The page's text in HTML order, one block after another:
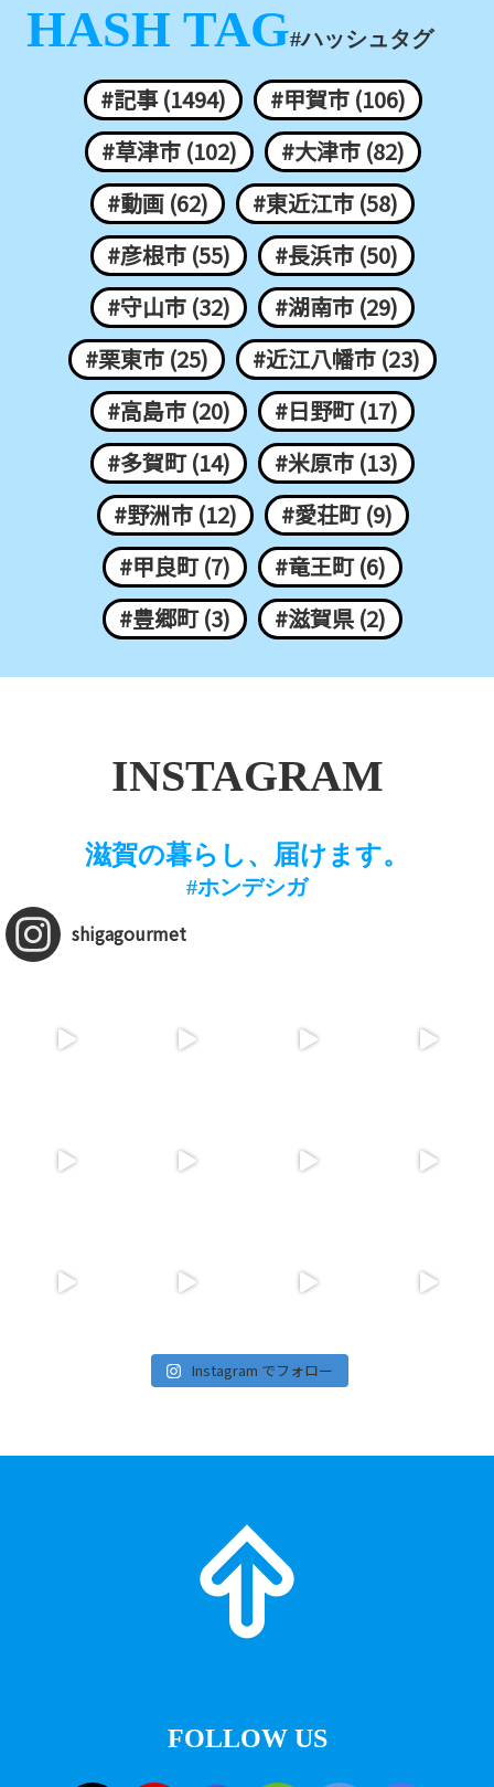
HASH TAG#ハッシュタグ
#記事 (1494)
#甲賀市 (106)
#草津市 (102)
#大津市 (82)
#動画 (62)
#東近江市 (58)
#彦根市 (55)
#長浜市 (50)
#守山市 (32)
#湖南市 (29)
#栗東市 (25)
#近江八幡市 (23)
#高島市 (20)
#日野町 (17)
#多賀町 (14)
#米原市 (13)
#野洲市 (12)
#愛荘町 (9)
#甲良町 (7)
#竜王町 (6)
#豊郷町 (3)
#滋賀県 (2)
INSTAGRAM
滋賀の暮らし、届けます。
#ホンデシガ
shigagourmet
Instagram でフォロー
FOLLOW US